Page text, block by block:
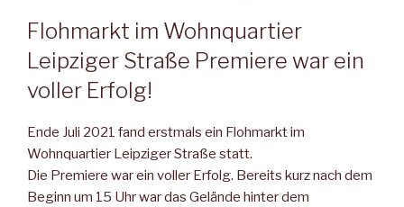
Flohmarkt im Wohnquartier
Leipziger Straße Premiere war ein
voller Erfolg!
Ende Juli 2021 fand erstmals ein Flohmarkt im
Wohnquartier Leipziger Straße statt.
Die Premiere war ein voller Erfolg. Bereits kurz nach dem
Beginn um 15 Uhr war das Gelände hinter dem